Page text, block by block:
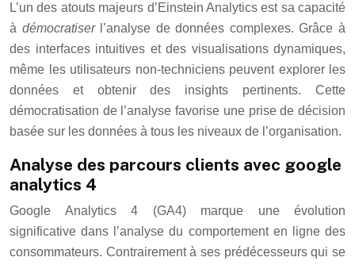
L’un des atouts majeurs d’Einstein Analytics est sa capacité
à démocratiser l’analyse de données complexes. Grâce à
des interfaces intuitives et des visualisations dynamiques,
même les utilisateurs non-techniciens peuvent explorer les
données et obtenir des insights pertinents. Cette
démocratisation de l’analyse favorise une prise de décision
basée sur les données à tous les niveaux de l’organisation.
Analyse des parcours clients avec google
analytics 4
Google Analytics 4 (GA4) marque une évolution
significative dans l’analyse du comportement en ligne des
consommateurs. Contrairement à ses prédécesseurs qui se